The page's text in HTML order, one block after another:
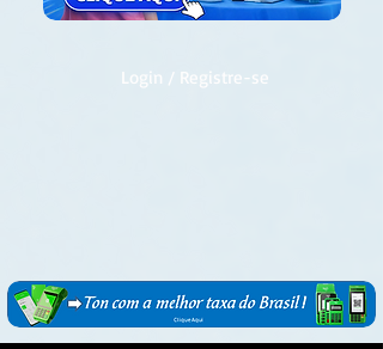
Login / Registre-se